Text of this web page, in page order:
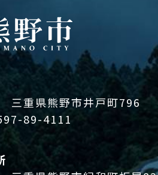
三重県熊野市井戸町796
89-4111